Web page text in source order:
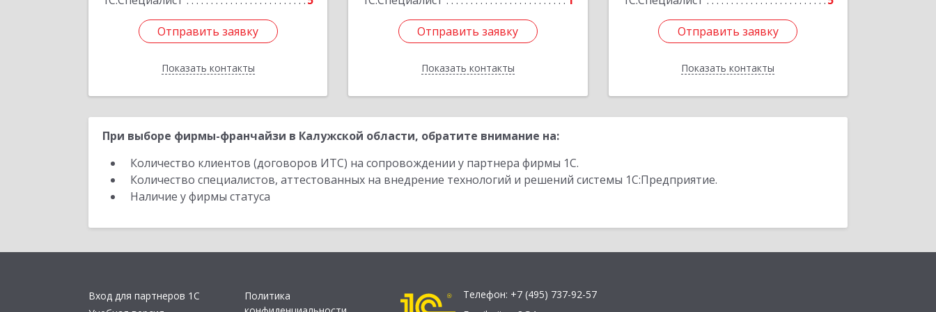
Отправить заявку
Показать контакты
Отправить заявку
Назад
Отправить заявку
Показать контакты
Отправить заявку
Назад
Отправить заявку
Показать контакты
Отправить заявку
Назад
При выборе фирмы-франчайзи в Калужской области, обратите внимание на:
Количество клиентов (договоров ИТС) на сопровождении у партнера фирмы 1С.
Количество специалистов, аттестованных на внедрение технологий и решений системы 1С:Предприятие.
Наличие у фирмы статуса
Вход для партнеров 1С
Политика
Телефон: +7 (495) 737-92-57